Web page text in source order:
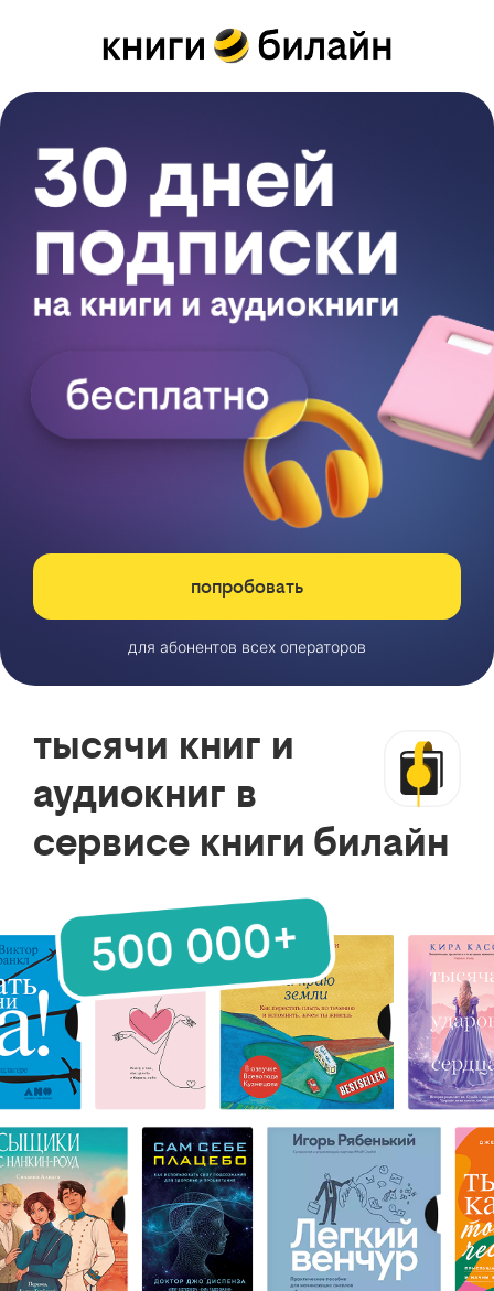
попробовать
для абонентов всех операторов
тысячи книг и
аудиокниг в
сервисе книги билайн